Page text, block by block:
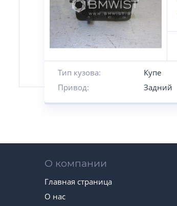
Тип кузова: Купе
Привод:
Задний
О компании
Главная страница
О нас